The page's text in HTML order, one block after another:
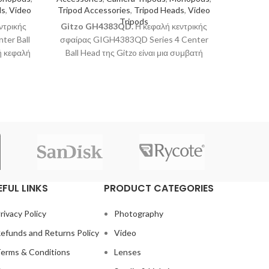
, Video
Ball
κεφαλή
Tripod Accessories, Tripod Heads, Video
Tripods
Gitzo GH4383QD.Η κεφαλή κεντρικής
σφαίρας GIGH4383QD Series 4 Center
Ball Head της Gitzo είναι μια συμβατή
LINKS
Policy
and Returns Policy
& Conditions
PRODUCT CATEGORIES
Photography
Video
Lenses